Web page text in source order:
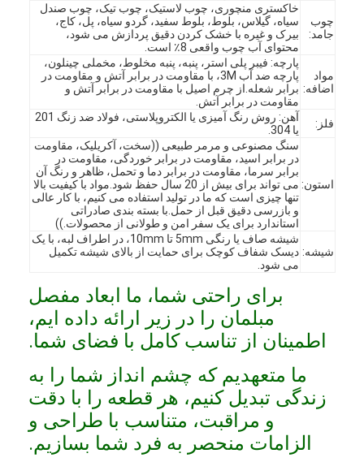
خونه
محصولات
نمایش VR
چوب
جامد:
خاکستری منچوری، چوب لاستیک، چوب تیک، چوب صندل
سیاه، گیلاس، بلوط، بلوط سفید، گردو سیاه، پل، کاج،
بیرک و غیره با خشک کردن دقیق پردازش می شود،
محتوای آب چوب واقعی 8٪ است.
مواد
اضافه:
پارچه: فیبر پلی استر، پنبه، پنبه مخلوط، مخملی چینلون،
پارچه ضد آب 3M، با مقاومت در برابر آتش و مقاومت در
برابر شعله.از چرم اصیل با مقاومت در برابر آتش و
مقاومت در برابر آتش.
فلز:
آهن: روش رنگ آمیزی یا الکتروپلاستی، فولاد ضد زنگ 201
یا 304.
استون:
سنگ مصنوعی و مرمر طبیعی ((سخت، آکریلیک، مقاومت
در برابر اسید، مقاومت در برابر خوردگی، مقاومت در
برابر سرما، مقاومت در برابر دما و تحمل، ظاهر و رنگ آن
می تواند برای بیش از 20 سال حفظ شود.مواد با کیفیت بالا
تنها چیزی است که ما در تولید استفاده می کنیم، با کار عالی
و بازرسی دقیق قبل از حمل.با بسته بندی صادراتی
استاندارد برای یک سفر امن و طولانی از محصولات.))
شیشه:
شیشه صاف یا رنگی 5mm تا 10mm، در اطراف لبه، با یک
دیسک شفاف کوچک برای حمایت از بالای شیشه تکمیل
می شود.
برای راحتی شما، ما ابعاد مفصل
مبلمان را در زیر ارائه داده ایم،
اطمینان از تناسب کامل با فضای شما.
ما متعهدیم که چشم انداز شما را به
زندگی تبدیل کنیم، هر قطعه را با دقت
و مراقبت، متناسب با طراحی و
الزامات منحصر به فرد شما بسازیم.